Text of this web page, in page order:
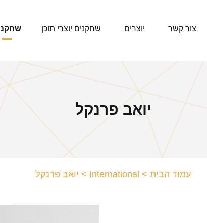
צור קשר יוצרים שחקנים יוצרי תוכן
יואב פרנקל
עמוד הבית >
International
> יואב פרנקל